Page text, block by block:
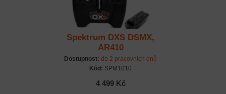
Spektrum DXS DSMX,
AR410
Dostupnost: do 2 pracovních dnů
Kód: SPM1010
4 499 Kč